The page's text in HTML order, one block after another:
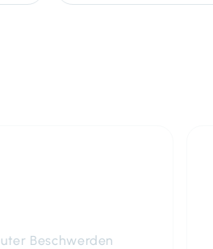
Beschwerden